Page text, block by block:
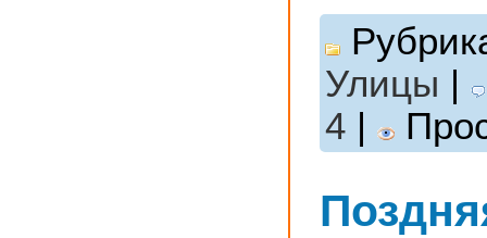
Улицы |
4|